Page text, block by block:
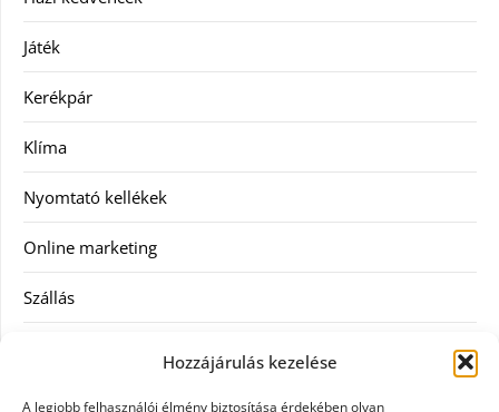
Hozzájárulás kezelése
A legjobb felhasználói élmény biztosítása érdekében olyan
Játék
Kerékpár
Klíma
Nyomtató kellékek
Online marketing
Szállás
Szellőztető